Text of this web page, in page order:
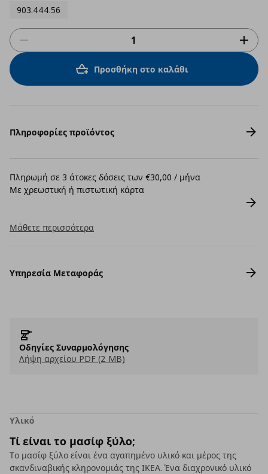
903.444.56
Προσθήκη στο καλάθι
Πληροφορίες προϊόντος
Πληρωμή σε 3 άτοκες δόσεις των €30,00 / μήνα
Με χρεωστική ή πιστωτική κάρτα
Μάθετε περισσότερα
Υπηρεσία Μεταφοράς
Οδηγίες Συναρμολόγησης
Λήψη αρχείου PDF (2 MB)
Υλικό
Τί είναι το μασίφ ξύλο;
Το μασίφ ξύλο είναι ένα αγαπημένο υλικό και μέρος της
σκανδιναβικής κληρονομιάς της ΙΚΕΑ. Ένα διαχρονικό υλικό